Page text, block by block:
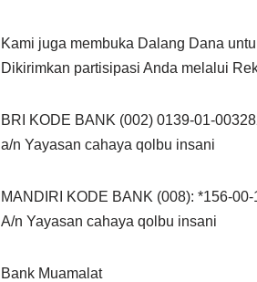
Kami juga membuka Dalang Dana
Dikirimkan partisipasi Anda melalui
BRI KODE BANK (002) 0139-01-
a/n Yayasan cahaya qolbu insani
MANDIRI KODE BANK (008): *156-00-
A/n Yayasan cahaya qolbu insani
Bank Muamalat